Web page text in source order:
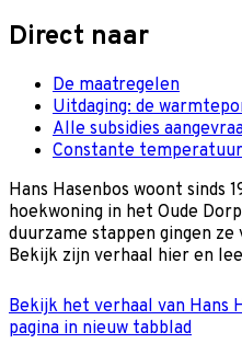
Direct naar
De maatregelen
Uitdaging: de
Alle subsidies
Constante temperatuur
Hans Hasenbos woont sinds
hoekwoning in het Oude
duurzame stappen gingen
Bekijk zijn verhaal hier en
Bekijk het verhaal van Hans
pagina in nieuw tabblad